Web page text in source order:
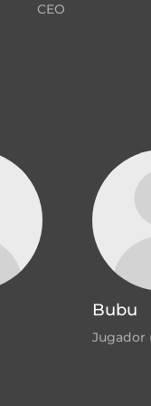
CEO
Bubu
Jugador